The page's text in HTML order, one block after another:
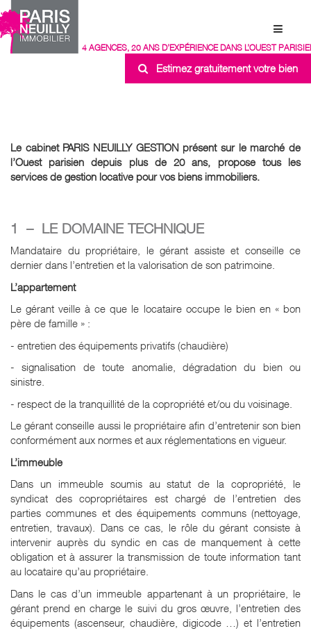
Estimez gratuitement votre bien
4 AGENCES, 20 ANS D’EXPÉRIENCE DANS L’OUEST
Le cabinet PARIS NEUILLY GESTION présent sur le marché de
l’Ouest parisien depuis plus de 20 ans, propose tous les
services de gestion locative pour vos biens immobiliers.
1 – LE DOMAINE TECHNIQUE
Mandataire du propriétaire, le gérant assiste et conseille ce
dernier dans l’entretien et la valorisation de son patrimoine.
L’appartement
Le gérant veille à ce que le locataire occupe le bien en « bon
père de famille » :
- entretien des équipements privatifs (chaudière)
- signalisation de toute anomalie, dégradation du bien ou
sinistre.
- respect de la tranquillité de la copropriété et/ou du voisinage.
Le gérant conseille aussi le propriétaire afin d’entretenir son bien
conformément aux normes et aux réglementations en vigueur.
L’immeuble
Dans un immeuble soumis au statut de la copropriété, le
syndicat des copropriétaires est chargé de l’entretien des
parties communes et des équipements communs (nettoyage,
entretien, travaux). Dans ce cas, le rôle du gérant consiste à
intervenir auprès du syndic en cas de manquement à cette
obligation et à assurer la transmission de toute information tant
au locataire qu’au propriétaire.
Dans le cas d’un immeuble appartenant à un propriétaire, le
gérant prend en charge le suivi du gros œuvre, l’entretien des
équipements (ascenseur, chaudière, digicode …) et l’entretien